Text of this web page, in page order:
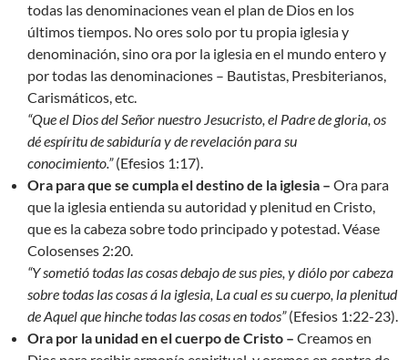
todas las denominaciones vean el plan de Dios en los
últimos tiempos. No ores solo por tu propia iglesia y
denominación, sino ora por la iglesia en el mundo entero y
por todas las denominaciones – Bautistas, Presbiterianos,
Carismáticos, etc.
“Que el Dios del Señor nuestro Jesucristo, el Padre de gloria, os
dé espíritu de sabiduría y de revelación para su
conocimiento.”(Efesios 1:17).
Ora para que se cumpla el destino de la iglesia – Ora para
que la iglesia entienda su autoridad y plenitud en Cristo,
que es la cabeza sobre todo principado y potestad. Véase
Colosenses 2:20.
“Y sometió todas las cosas debajo de sus pies, y diólo por cabeza
sobre todas las cosas á la iglesia, La cual es su cuerpo, la plenitud
de Aquel que hinche todas las cosas en todos”(Efesios 1:22-23).
Ora por la unidad en el cuerpo de Cristo – Creamos en